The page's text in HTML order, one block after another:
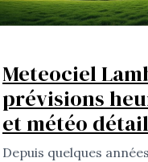
Meteociel
prévisions
et météo
Depuis quelques